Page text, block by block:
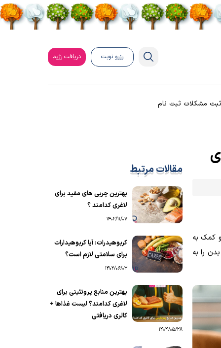
رزرو نوبت دریافت رژیم
ثبت مشکلات ثبت نام
کمک به
را به
مقالات مرتبط
بهترین چربی‌ های مفید برای
لاغری کدامند ؟
1402/11/07
کربوهیدرات: آیا کربوهیدارات
برای سلامتی لازم است؟
1402/06/03
بهترین منابع پروتئینی برای
لاغری کدامند؟ لیست غذاها +
کالری دریافتی
1404/05/28